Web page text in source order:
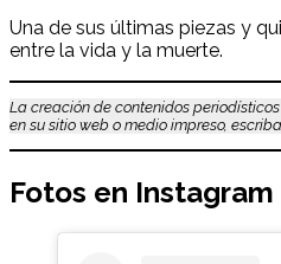
Una de sus últimas piezas y
entre la vida y la muerte.
La creación de contenidos
en su sitio web o medio impreso,
Fotos en Instagram